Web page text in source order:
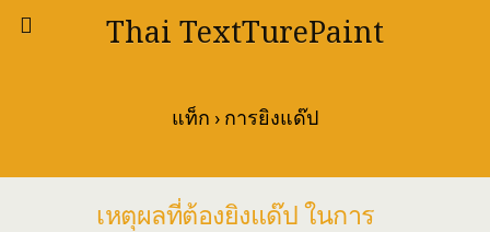
Thai TextTurePaint
แท็ก › การยิงแด๊ป
เหตุผลที่ต้องยิงแด๊ป ในการ